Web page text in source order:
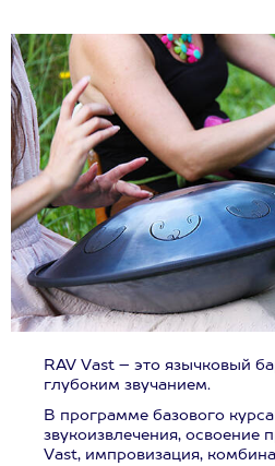
RAV Vast – это язычковый
глубоким звучанием.
В программе базового
звукоизвлечения, освоение
Vast, импровизация,